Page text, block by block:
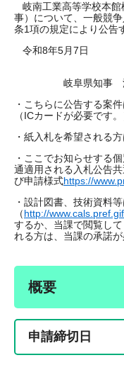
岐南工業高等学校本館
事）について、一般競
条1項の規定により公告
令和8年5月7日
岐阜県知事 江
・こちらに公告する案
（ICカードが必要です。
・紙入札を希望される
・ここでお知らせする
通適用される入札公告
び申請様式https://
・設計図書、技術資料
（http://
するか、当課で閲覧し
れる方は、当課の承諾が
概要
申請締切日